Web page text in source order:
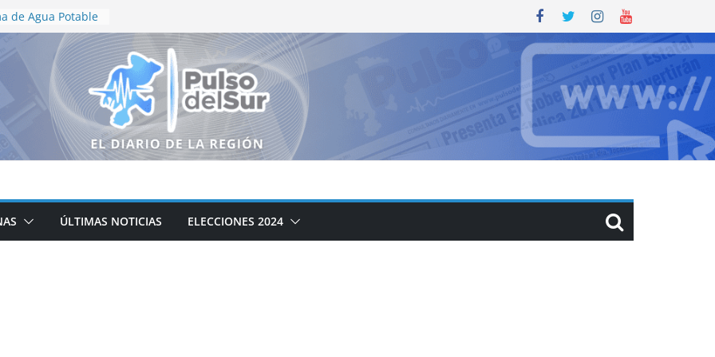
de Agua Potable
de
atención a la red
de
la calle Adolfo
Tabasco
relaciones
México y Perú
oro para
verano “Manitas
de Justicia
ÚLTIMAS NOTICIAS ELECCIONES 2024